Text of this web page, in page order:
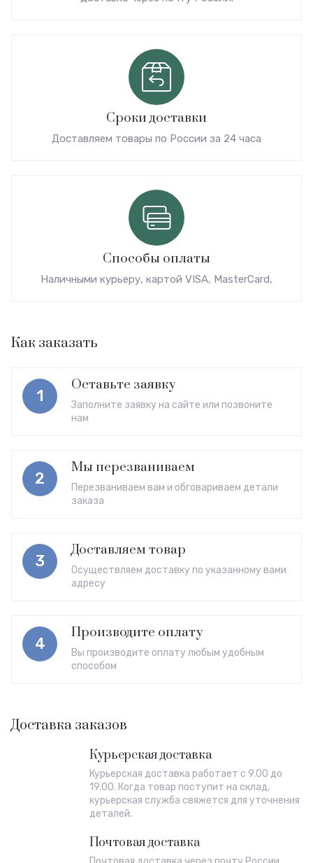
Сроки доставки
Доставляем товары по России за 24 часа
Способы оплаты
Наличными курьеру, картой VISA, MasterCard,
Как заказать
1
Оставьте заявку
Заполните заявку на сайте или позвоните
нам
2
Мы перезваниваем
Перезваниваем вам и обговариваем детали
заказа
3
Доставляем товар
Осуществляем доставку по указанному вами
адресу
4
Производите оплату
Вы производите оплату любым удобным
способом
Доставка заказов
Курьерская доставка
Курьерская доставка работает с 9.00 до
19.00. Когда товар поступит на склад,
курьерская служба свяжется для уточнения
деталей.
Почтовая доставка